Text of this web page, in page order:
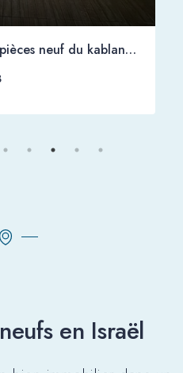
À ne pas manquer ! 3 pièces neuf du kablan à louer, au cœur de Guivat Shmouel, proche de Tel Aviv
en Israël